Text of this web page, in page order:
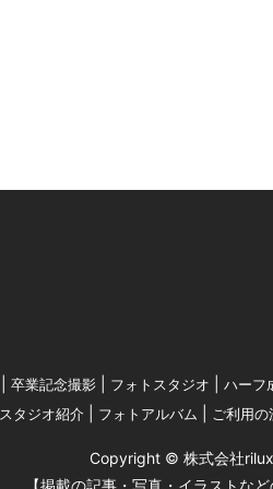
卒業記念撮影 フォトスタジオ ハーフ
スタジオ紹介
フォトアルバム ご利用の
Copyright © 株式会社
【掲載の記事・写真・イラストな